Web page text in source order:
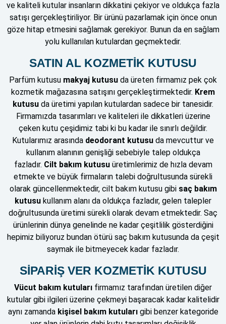
ve kaliteli kutular insanların dikkatini çekiyor ve oldukça fazla
satışı gerçekleştiriliyor. Bir ürünü pazarlamak için önce onun
göze hitap etmesini sağlamak gerekiyor. Bunun da en sağlam
yolu kullanılan kutulardan geçmektedir.
SATIN AL KOZMETİK KUTUSU
Parfüm kutusu makyaj kutusu da üreten firmamız pek çok
kozmetik mağazasına satışını gerçekleştirmektedir. Krem
kutusu da üretimi yapılan kutulardan sadece bir tanesidir.
Firmamızda tasarımları ve kaliteleri ile dikkatleri üzerine
çeken kutu çeşidimiz tabi ki bu kadar ile sınırlı değildir.
Kutularımız arasında deodorant kutusu da mevcuttur ve
kullanım alanının genişliği sebebiyle talep oldukça
fazladır. Cilt bakım kutusuüretimlerimiz de hızla devam
etmekte ve büyük firmaların talebi doğrultusunda sürekli
olarak güncellenmektedir, cilt bakım kutusu gibi saç bakım
kutusu kullanım alanı da oldukça fazladır, gelen talepler
doğrultusunda üretimi sürekli olarak devam etmektedir. Saç
ürünlerinin dünya genelinde ne kadar çeşitlilik gösterdiğini
hepimiz biliyoruz bundan ötürü saç bakım kutusunda da çeşit
saymak ile bitmeyecek kadar fazladır.
SİPARİŞ VER KOZMETİK KUTUSU
Vücut bakım kutuları firmamız tarafından üretilen diğer
kutular gibi ilgileri üzerine çekmeyi başaracak kadar kalitelidir
aynı zamanda kişisel bakım kutularıgibi benzer kategoride